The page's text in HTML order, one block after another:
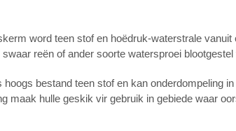
word teen stof en hoëdruk-waterstrale vanuit
reën of ander soorte watersproei blootgestel
bestand teen stof en kan onderdompeling
maak hulle geskik vir gebruik in gebiede waar